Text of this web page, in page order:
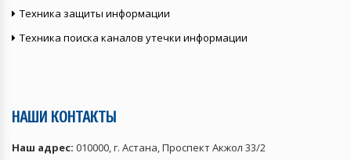
Техника защиты информации
Техника поиска каналов утечки информации
НАШИ КОНТАКТЫ
Наш адрес: 010000, г. Астана, Проспект Акжол 33/2